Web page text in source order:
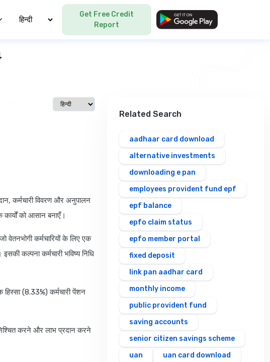
Select Language
Get Free Credit
Report
Select language
कर्मचारी विवरण और अनुपालन
को आसान बनाएँ।
वेतनभोगी कर्मचारियों के लिए एक
कल्पना कर्मचारी भविष्य निधि
हिस्सा (8.33%) कर्मचारी पेंशन
करने और लाभ प्रदान करने
Related Search
aadhaar card download
alternative investments
downloading e pan
employees provident fund epf
epf balance
epfo claim status
epfo member portal
fixed deposit
link pan aadhar card
monthly income
public provident fund
saving accounts
senior citizen savings scheme
uan
uan card download